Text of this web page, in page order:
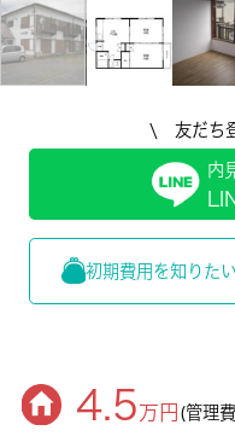
\ 友だち
内
初期費用を知りたい
4.5万円 (管理